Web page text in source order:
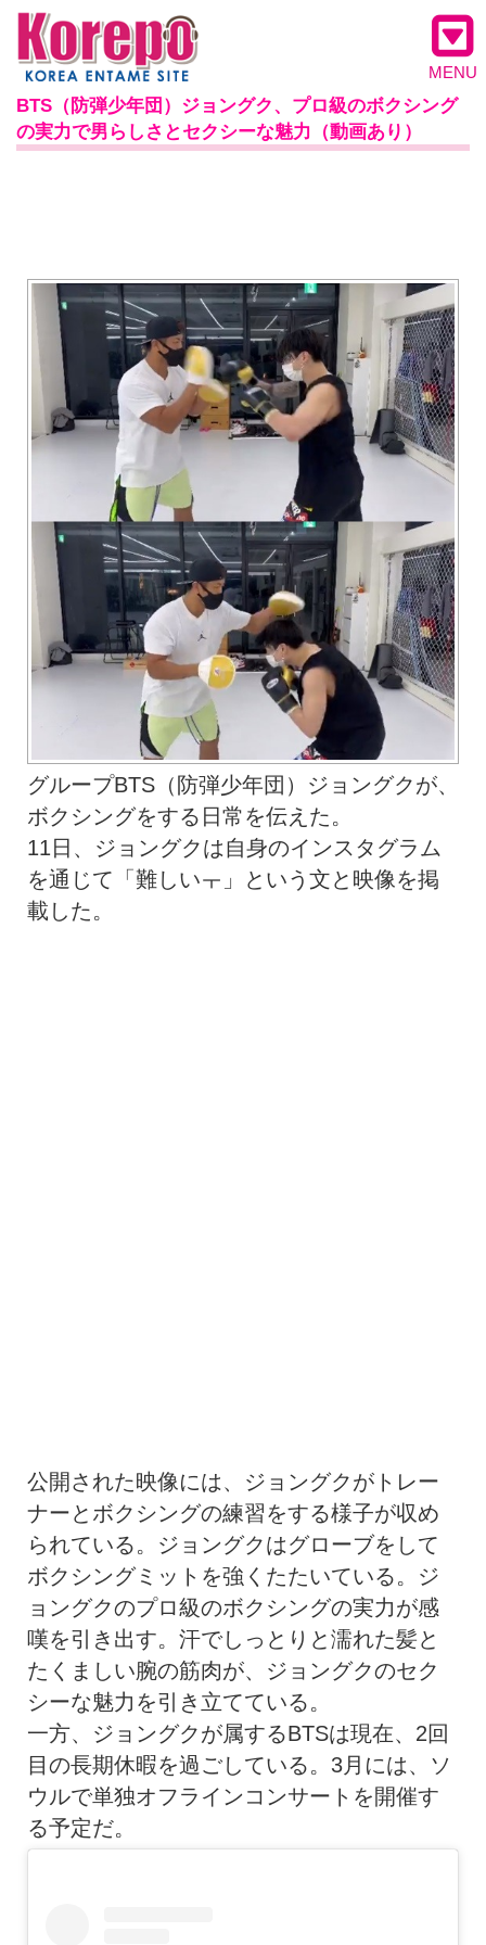
MENU
BTS（防弾少年団）ジョングク、プロ級のボクシング
の実力で男らしさとセクシーな魅力（動画あり）
グループBTS（防弾少年団）ジョングクが、
ボクシングをする日常を伝えた。
11日、ジョングクは自身のインスタグラム
を通じて「難しいㅜ」という文と映像を掲
載した。
公開された映像には、ジョングクがトレー
ナーとボクシングの練習をする様子が収め
られている。ジョングクはグローブをして
ボクシングミットを強くたたいている。ジ
ョングクのプロ級のボクシングの実力が感
嘆を引き出す。汗でしっとりと濡れた髪と
たくましい腕の筋肉が、ジョングクのセク
シーな魅力を引き立てている。
一方、ジョングクが属するBTSは現在、2回
目の長期休暇を過ごしている。3月には、ソ
ウルで単独オフラインコンサートを開催す
る予定だ。